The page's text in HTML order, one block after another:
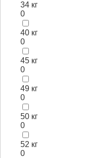
34 кг
0
40 кг
0
45 кг
0
49 кг
0
50 кг
0
52 кг
0